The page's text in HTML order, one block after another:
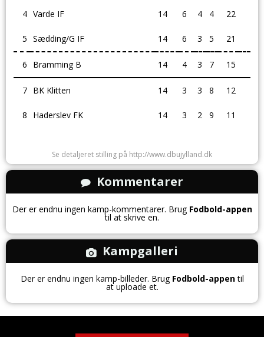
4 Varde IF 14 6 4 4 22
5 Sædding/G IF 14 6 3 5 21
6 Bramming B 14 4 3 7 15
7 BK Klitten 14 3 3 8 12
8 Haderslev FK 14 3 2 9 11
Se detaljeret stilling på http://www.dbujylland.dk
Kommentarer
Der er endnu ingen kamp-kommentarer. Brug Fodbold-appen
til at skrive en.
Kampgalleri
Der er endnu ingen kamp-billeder. Brug Fodbold-appentil
at uploade et.